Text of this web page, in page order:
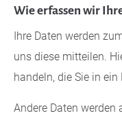
Drop us a line
About us
elit.
Wie erfassen wir
Ihre Daten werden
uns diese mitteilen.
handeln, die Sie in
Andere Daten